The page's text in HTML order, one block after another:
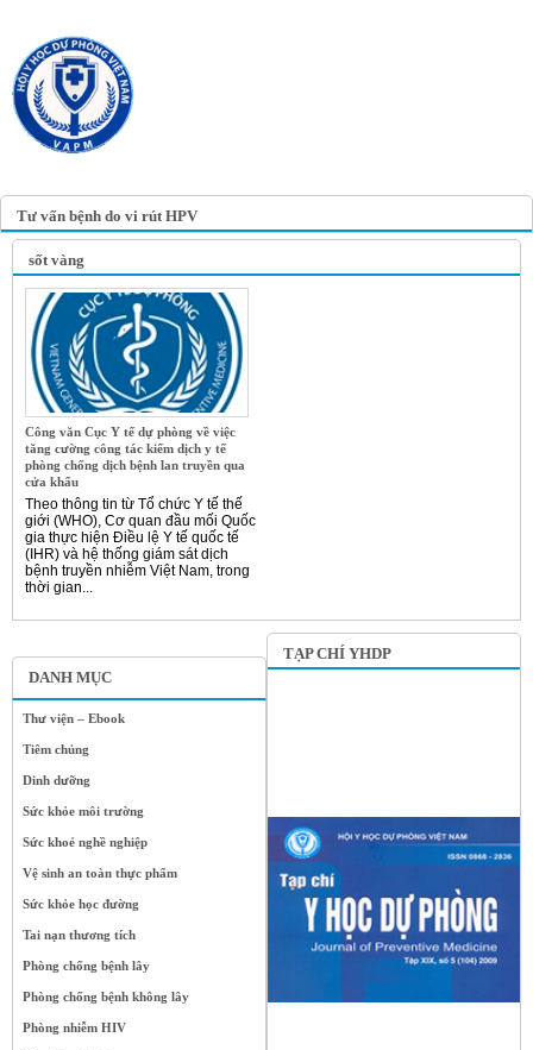
Tư vấn bệnh do vi rút HPV
DANH MỤC
Thư viện – Ebook
Tiêm chủng
Dinh dưỡng
Sức khỏe môi trường
Sức khoẻ nghề nghiệp
Vệ sinh an toàn thực phẩm
Sức khỏe học đường
Tai nạn thương tích
Phòng chống bệnh lây
Phòng chống bệnh không lây
Phòng nhiễm HIV
sốt vàng
Công văn Cục Y tế dự phòng về việc
tăng cường công tác kiểm dịch y tế
phòng chống dịch bệnh lan truyền qua
cửa khẩu
Theo thông tin từ Tổ chức Y tế thế
giới (WHO), Cơ quan đầu mối Quốc
gia thực hiện Điều lệ Y tế quốc tế
(IHR) và hệ thống giám sát dịch
bệnh truyền nhiễm Việt Nam, trong
thời gian...
TẠP CHÍ YHDP